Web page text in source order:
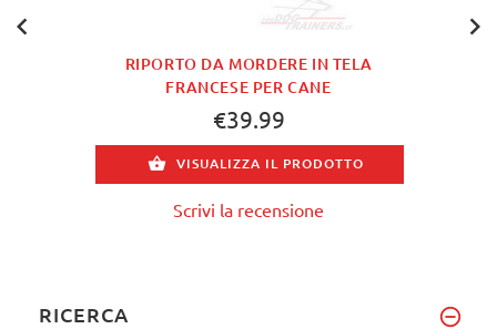
RIPORTO DA MORDERE IN TELA
FRANCESE PER CANE
€39.99
VISUALIZZA IL PRODOTTO
Scrivi la recensione
RICERCA